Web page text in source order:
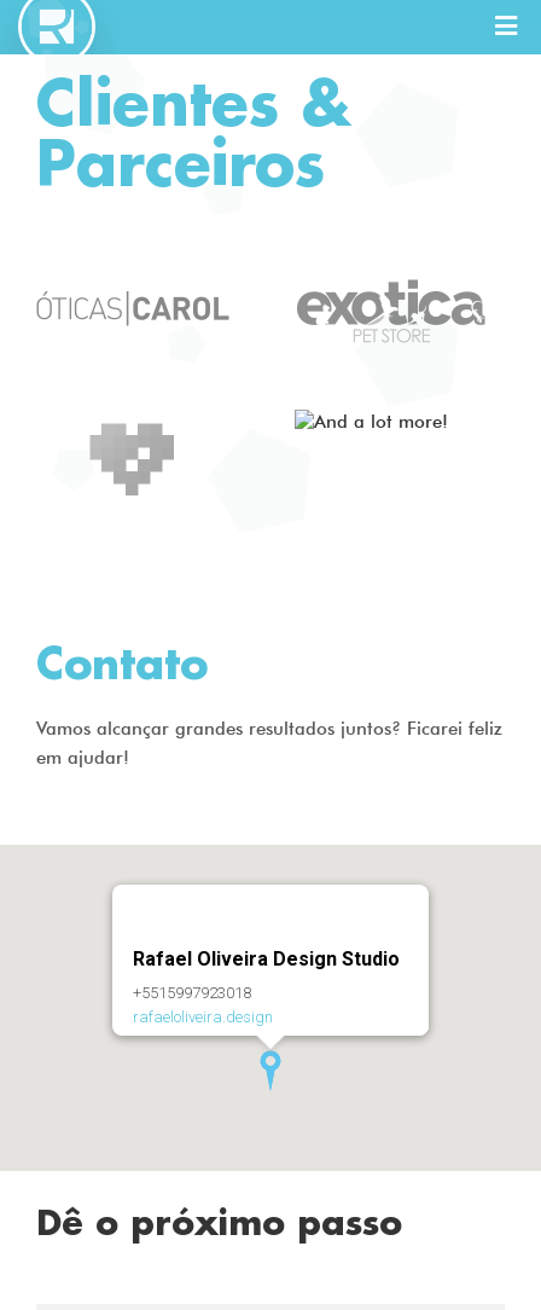
Full Stack
Designer
Clientes &
Parceiros
Contato
Vamos alcançar grandes resultados juntos? Ficarei feliz
em ajudar!
Rafael Oliveira Design Studio
+5515997923018
rafaeloliveira.design
Dê o próximo passo